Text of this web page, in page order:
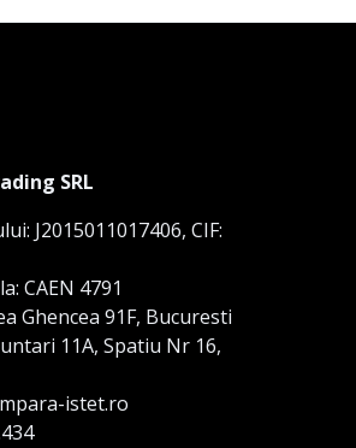
SRL
J2015011017406, CIF:
CAEN 4791
Ghencea 91F, Bucuresti
11A, Spatiu Nr 16,
istet.ro